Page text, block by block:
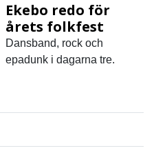
Ekebo redo för
årets folkfest
Dansband, rock och
epadunk i dagarna tre.